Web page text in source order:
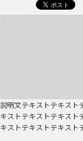
説明文テキストテキスト
キストテキストテキスト
キストテキストテキスト